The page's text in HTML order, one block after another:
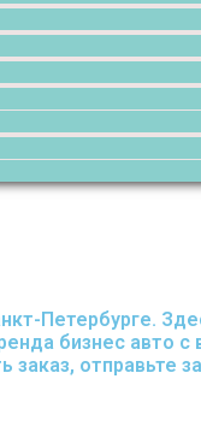
Петербурге.
бизнес
отправьте